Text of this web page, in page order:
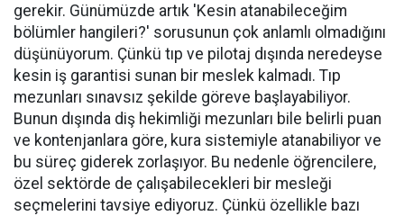
gerekir. Günümüzde artık 'Kesin atanabileceğim
bölümler hangileri?' sorusunun çok anlamlı olmadığını
düşünüyorum. Çünkü tıp ve pilotaj dışında neredeyse
kesin iş garantisi sunan bir meslek kalmadı. Tıp
mezunları sınavsız şekilde göreve başlayabiliyor.
Bunun dışında diş hekimliği mezunları bile belirli puan
ve kontenjanlara göre, kura sistemiyle atanabiliyor ve
bu süreç giderek zorlaşıyor. Bu nedenle öğrencilere,
özel sektörde de çalışabilecekleri bir mesleği
seçmelerini tavsiye ediyoruz. Çünkü özellikle bazı